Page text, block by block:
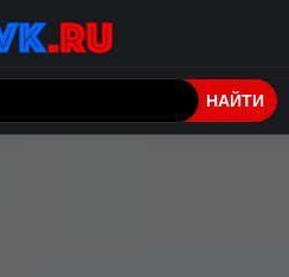
НАЙТИ